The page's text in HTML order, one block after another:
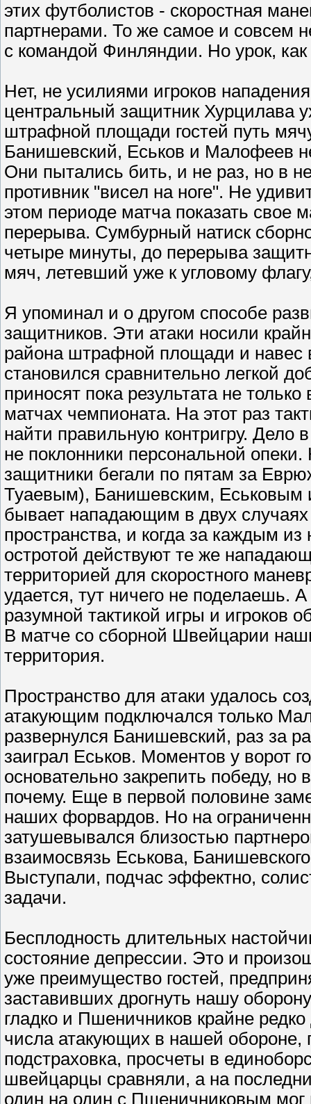
этих футболистов - скоростная
партнерами. То же самое и совсем
с командой Финляндии. Но урок,
Нет, не усилиями игроков
центральный защитник Хурцилава
штрафной площади гостей путь
Банишевский, Еськов и Малофеев
Они пытались бить, и не раз, но в
противник "висел на ноге". Не
этом периоде матча показать свое
перерыва. Сумбурный натиск
четыре минуты, до перерыва
мяч, летевший уже к угловому
Я упоминал и о другом способе
защитников. Эти атаки носили
района штрафной площади и
становился сравнительно легкой
приносят пока результата не
матчах чемпионата. На этот раз
найти правильную контригру.
не поклонники персональной
защитники бегали по пятам за
Туаевым), Банишевским,
бывает нападающим в двух случаях
пространства, и когда за каждым
остротой действуют те же
территорией для скоростного
удается, тут ничего не поделаешь.
разумной тактикой игры и игроков
В матче со сборной Швейцарии
территория.
Пространство для атаки удалось
атакующим подключался только
развернулся Банишевский, раз за
заиграл Еськов. Моментов у ворот
основательно закрепить победу,
почему. Еще в первой половине
наших форвардов. Но на
затушевывался близостью
взаимосвязь Еськова,
Выступали, подчас эффектно,
задачи.
Бесплодность длительных
состояние депрессии. Это и
уже преимущество гостей,
заставивших дрогнуть нашу
гладко и Пшеничников крайне
числа атакующих в нашей обороне,
подстраховка, просчеты в
швейцарцы сравняли, а на
один на один с Пшеничниковым